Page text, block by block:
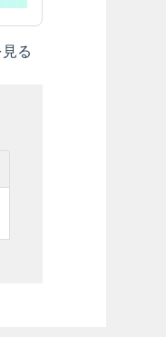
る